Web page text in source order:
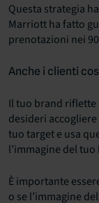
Questa strategia
Marriott ha fatto
prenotazioni nei
Anche i clienti
Il tuo brand riflette
desideri
tuo target e usa
l’immagine del
È importante
o se l’immagine